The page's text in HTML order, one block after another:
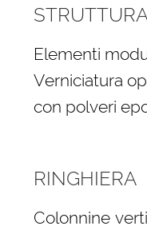
Elementi
Verniciatura
con polveri
RINGHIERA
Colonnine